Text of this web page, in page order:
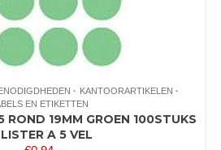
KANTOORARTIKELEN
EN ETIKETTEN
ROND 19MM GROEN 100STUKS
A 5 VEL